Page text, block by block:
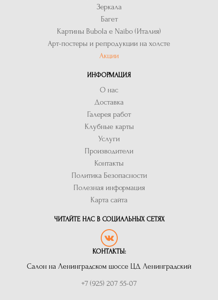
Зеркала
Багет
Картины Bubola e Naibo (Италия)
Арт-постеры и репродукции на холсте
Акции
ИНФОРМАЦИЯ
О нас
Доставка
Галерея работ
Клубные карты
Услуги
Производители
Контакты
Политика Безопасности
Полезная информация
Карта сайта
ЧИТАЙТЕ НАС В СОЦИАЛЬНЫХ СЕТЯХ
КОНТАКТЫ:
Салон на Ленинградском шоссе ЦД Ленинградский
+7 (925) 207 55-07